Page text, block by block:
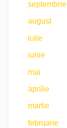
septembrie
august
iulie
iunie
mai
aprilie
martie
februarie